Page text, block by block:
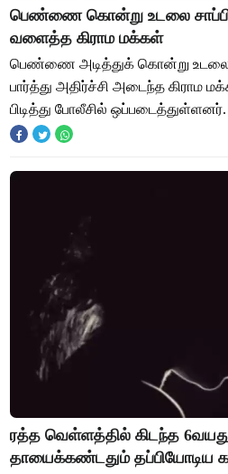
பெண்ணை கொன்று உடலை
வளைத்த கிராம மக்கள்
பெண்ணை அடித்துக் கொன்று
பார்த்து அதிர்ச்சி அடைந்த
பிடித்து போலீசில்
அவரின் மனநலம் பாதிக்கப்பட்டு
ரத்த வெள்ளத்தில் கிடந்த 6வயது
தாயைக்கண்டதும் தப்பியோடிய